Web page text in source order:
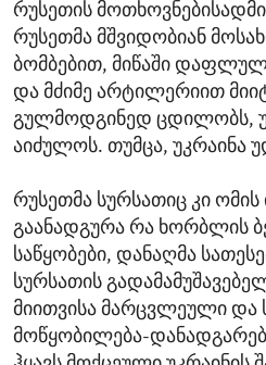
რუსეთის
რუსეთმა მშვიდობიან
ბომბებით, მიწაში
და მძიმე არტილერიით
გულმოდგინედ ცდილობს,
აიძულოს. თუმცა, უკრაინა
რუსეთმა სურსათიც კი
გაანადგურა რა ხორბლის
საწყობები, დანაღმა
სურსათის
მიითვისა მარცვლეული და
მოწყობილება-